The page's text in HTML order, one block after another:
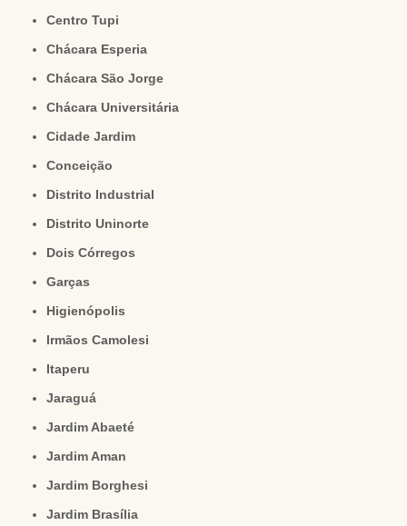
Centro Tupi
Chácara Esperia
Chácara São Jorge
Chácara Universitária
Cidade Jardim
Conceição
Distrito Industrial
Distrito Uninorte
Dois Córregos
Garças
Higienópolis
Irmãos Camolesi
Itaperu
Jaraguá
Jardim Abaeté
Jardim Aman
Jardim Borghesi
Jardim Brasília